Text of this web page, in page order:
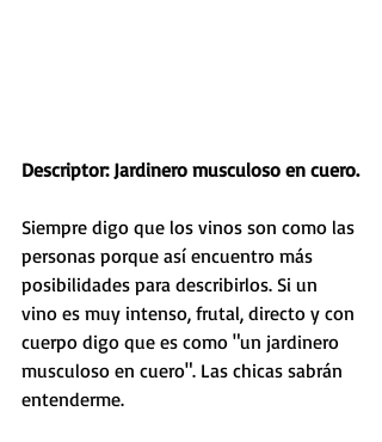
Descriptor: Jardinero musculoso en cuero.
Siempre digo que los vinos son como las
personas porque así encuentro más
posibilidades para describirlos. Si un
vino es muy intenso, frutal, directo y con
cuerpo digo que es como "un jardinero
musculoso en cuero". Las chicas sabrán
entenderme.